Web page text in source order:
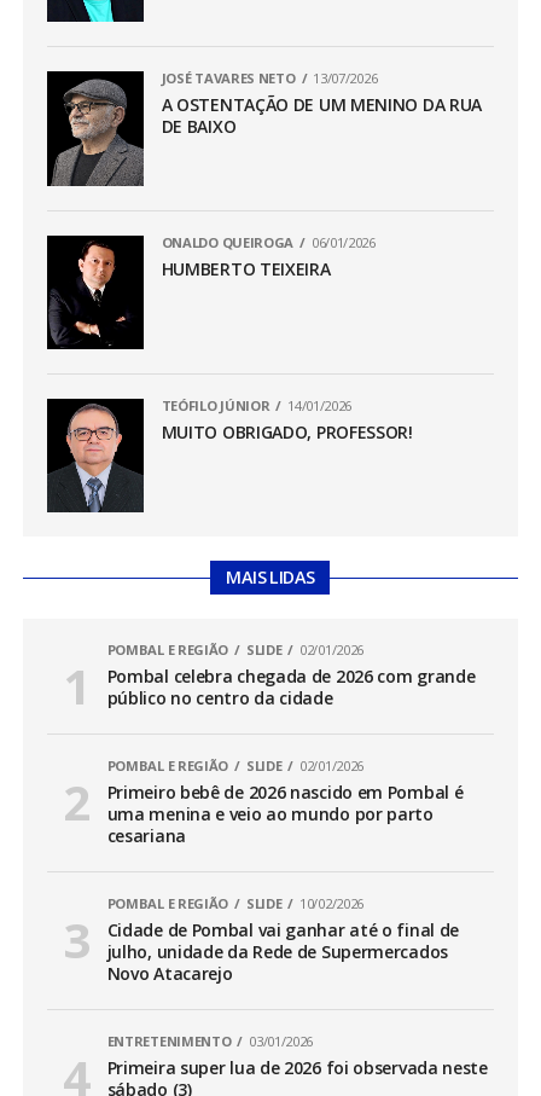
JOSÉ TAVARES NETO 13/07/2026
A OSTENTAÇÃO DE UM MENINO DA RUA
DE BAIXO
ONALDO QUEIROGA 06/01/2026
HUMBERTO TEIXEIRA
TEÓFILO JÚNIOR 14/01/2026
MUITO OBRIGADO, PROFESSOR!
MAIS LIDAS
POMBAL E REGIÃO SLIDE 02/01/2026
Pombal celebra chegada de 2026 com grande
público no centro da cidade
POMBAL E REGIÃO SLIDE 02/01/2026
Primeiro bebê de 2026 nascido em Pombal é
uma menina e veio ao mundo por parto
cesariana
POMBAL E REGIÃO SLIDE 10/02/2026
Cidade de Pombal vai ganhar até o final de
julho, unidade da Rede de Supermercados
Novo Atacarejo
ENTRETENIMENTO 03/01/2026
Primeira super lua de 2026 foi observada neste
sábado (3)